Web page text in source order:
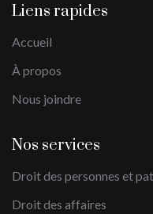
Liens rapides
Accueil
À propos
Nous joindre
Nos services
Droit des personnes et
Droit des affaires